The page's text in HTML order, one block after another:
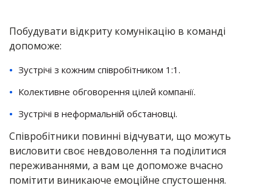
Побудувати відкриту комунікацію в команді
допоможе:
Зустрічі з кожним співробітником 1:1.
Колективне обговорення цілей компанії.
Зустрічі в неформальній обстановці.
Співробітники повинні відчувати, що можуть
висловити своє невдоволення та поділитися
переживаннями, а вам це допоможе вчасно
помітити виникаюче емоційне спустошення.